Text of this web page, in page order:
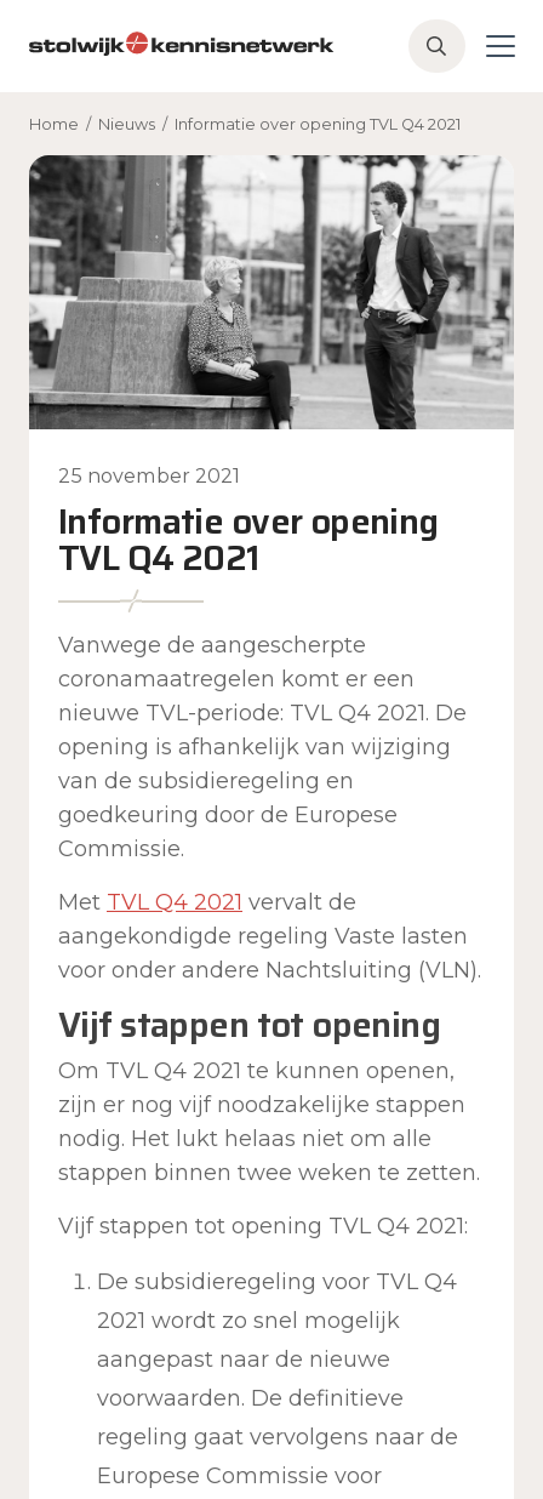
Z
k
e
n
Home / Nieuws / Informatie over opening TVL Q4 2021
25 november 2021
Informatie over opening
TVL Q4 2021
Vanwege de aangescherpte
coronamaatregelen komt er een
nieuwe TVL-periode: TVL Q4 2021. De
opening is afhankelijk van wijziging
van de subsidieregeling en
goedkeuring door de Europese
Commissie.
Met TVL Q4 2021 vervalt de
aangekondigde regeling Vaste lasten
voor onder andere Nachtsluiting (VLN).
Vijf stappen tot opening
Om TVL Q4 2021 te kunnen openen,
zijn er nog vijf noodzakelijke stappen
nodig. Het lukt helaas niet om alle
stappen binnen twee weken te zetten.
Vijf stappen tot opening TVL Q4 2021:
De subsidieregeling voor TVL Q4
2021 wordt zo snel mogelijk
aangepast naar de nieuwe
voorwaarden. De definitieve
regeling gaat vervolgens naar de
Europese Commissie voor